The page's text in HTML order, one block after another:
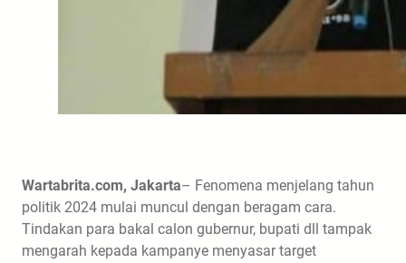
Wartabrita.com, Jakarta– Fenomena menjelang tahun
politik 2024 mulai muncul dengan beragam cara.
Tindakan para bakal calon gubernur, bupati dll tampak
mengarah kepada kampanye menyasar target